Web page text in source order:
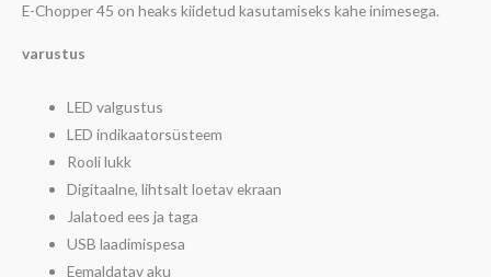
E-Chopper 45 on heaks kiidetud kasutamiseks kahe inimesega.
varustus
LED valgustus
LED indikaatorsüsteem
Rooli lukk
Digitaalne, lihtsalt loetav ekraan
Jalatoed ees ja taga
USB laadimispesa
Eemaldatav aku